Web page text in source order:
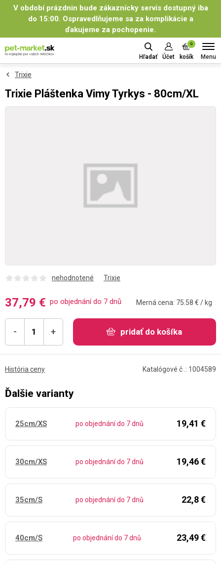
V období prázdnin bude zákaznícky servis dostupný iba
do 15:00. Ospravedlňujeme sa za komplikácie a
ďakujeme za pochopenie.
Hľadať Účet
0
košík Menu
Trixie
Trixie Pláštenka Vimy Tyrkys - 80cm/XL
nehodnotené Trixie
37,79 € po objednání do 7 dnů Merná cena: 75.58 € / kg
- + pridať do košíka
História ceny Katalógové č .: 1004589
Ďalšie varianty
25cm/XS po objednání do 7 dnů 19,41 €
30cm/XS po objednání do 7 dnů 19,46 €
35cm/S po objednání do 7 dnů 22,8 €
40cm/S po objednání do 7 dnů 23,49 €